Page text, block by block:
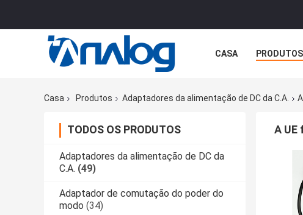
CASA PRODUTOS
Casa
Produtos Adaptadores da alimentação de DC da C.A.
TODOS OS PRODUTOS
Adaptadores da alimentação de DC da
C.A. (49)
Adaptador de comutação do poder do
modo (34)
A